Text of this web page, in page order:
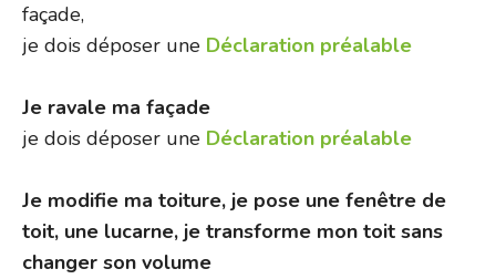
façade,
je dois déposer une Déclaration préalable
Je ravale ma façade
je dois déposer une Déclaration préalable
Je modifie ma toiture, je pose une fenêtre de
toit, une lucarne, je transforme mon toit sans
changer son volume